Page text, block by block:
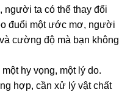
người ta có thể thay đổi
đuổi một ước mơ, người
cường độ mà bạn không
hy vọng, một lý do.
hợp, cần xử lý vật chất